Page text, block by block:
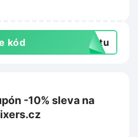
kód extu
-10% sleva na